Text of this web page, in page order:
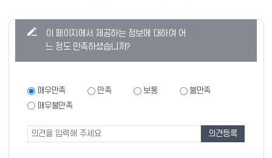
이 페이지에서 제공하는 정보에 대하여 어
느 정도 만족하셨습니까?
만
족
조
사
매우만족 만족 보통
불만족
매우불만족